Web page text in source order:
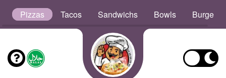
Pizzas Tacos Sandwichs Bowls Burgers